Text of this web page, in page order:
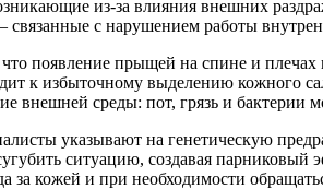
из-за влияния внешних
с нарушением работы
появление прыщей на спине и
к избыточному выделению кожного
внешней среды: пот, грязь и бактерии
указывают на генетическую
ситуацию, создавая парниковый
за кожей и при необходимости